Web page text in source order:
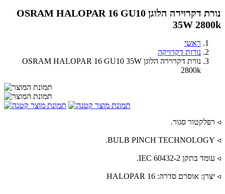
נורת דקרוירה הלוגן OSRAM HALOPAR 16 GU10
35W 2800k
ראשי
נורות דקרויקה
נורת דקרוירה הלוגן OSRAM HALOPAR 16 GU10 35W
2800k
◃ רפלקטור סגור.
◃ BULB PINCH TECHNOLOGY.
◃ עומד בתקן IEC 60432-2.
◃ יצרן: אוסרם סדרה: HALOPAR 16